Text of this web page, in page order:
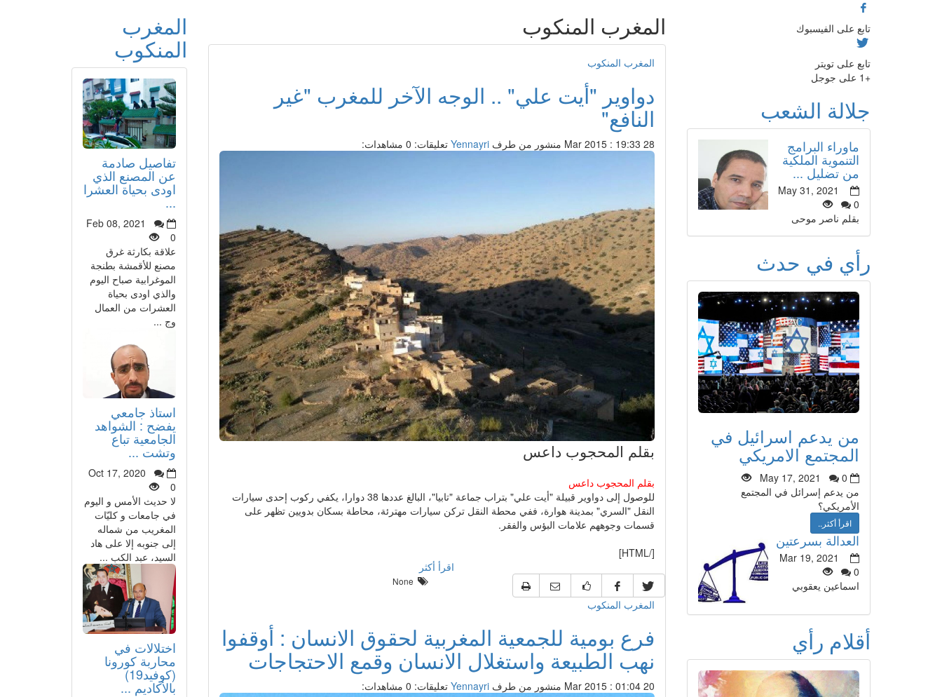
المغرب
المنكوب
تفاصيل صادمة
عن المصنع الذي
اودى بحياة العشرا
...
Feb 08, 2021
0
علاقة بكارثة غرق
مصنع للأقمشة بطنجة
الموغرابية صباح اليوم
والذي اودى بحياة
العشرات من العمال
وج ...
استاذ جامعي
يفضح : الشواهد
الجامعية تباع
وتشت ...
Oct 17, 2020
0
لا حديث الأمس و اليوم
في جامعات و كليّات
المغريب من شماله
إلى جنوبه إلا على هاد
السيد، عبد الكب ...
اختلالات في
محاربة كورونا
(كوفيد19)
بالأكاديم ...
المغرب المنكوب
المغرب المنكوب
دواوير "أيت علي" .. الوجه الآخر للمغرب "غير
النافع"
28 Mar 2015 : 19:33 منشور من طرفYennayri تعليقات: 0 مشاهدات:
بقلم المحجوب داعس
بقلم المحجوب داعس
للوصول إلى دواوير قبيلة "أيت علي" بتراب جماعة "تابيا"، البالغ عددها 38 دوارا، يكفي ركوب إحدى سيارات
النقل "السري" بمدينة هوارة، ففي محطة النقل تركن سيارات مهترئة، محاطة بسكان بدويين تظهر على
قسمات وجوههم علامات البؤس والفقر.
[/HTML]
اقرأ أكثر
None
المغرب المنكوب
فرع بومية للجمعية المغربية لحقوق الانسان : أوقفوا
نهب الطبيعة واستغلال الانسان وقمع الاحتجاجات
20 Mar 2015 : 01:04 منشور من طرفYennayri تعليقات: 0 مشاهدات:
تابع على الفيسبوك
تابع على تويتر
+1 على جوجل
جلالة الشعب
ماوراء البرامج
التنموية الملكية
من تضليل ...
May 31, 2021
0
بقلم ناصر موحى
رأي في حدث
من يدعم اسرائيل في
المجتمع الامريكي
May 17, 2021
0
من يدعم إسرائل في المجتمع
الأمريكي؟
اقرأ أكثر..
العدالة بسرعتين
Mar 19, 2021
0
اسماعين يعقوبي
أقلام رأي